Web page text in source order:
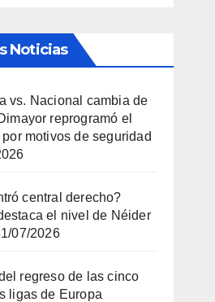
Noticias
vs. Nacional cambia de
reprogramó el
motivos de seguridad
central derecho?
el nivel de Néider
07/2026
regreso de las cinco
ligas de Europa